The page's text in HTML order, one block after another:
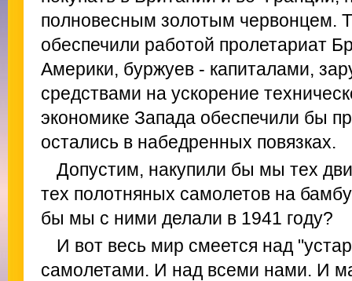
полновесным золотым червонцем.
обеспечили работой пролетариат
Америки, буржуев - капиталами,
средствами на ускорение
экономике Запада обеспечили бы
остались в набедренных повязках.
Допустим, накупили бы мы тех
тех полотняных самолетов на
бы мы с ними делали в 1941 году?
И вот весь мир смеется над
самолетами. И над всеми нами. И